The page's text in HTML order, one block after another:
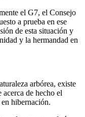
el G7, el Consejo
a prueba en ese
de esta situación y
y la hermandad en
arbórea, existe
acerca de hecho el
hibernación.